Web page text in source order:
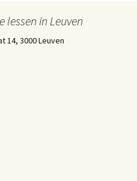
lessen in Leuven
14, 3000 Leuven